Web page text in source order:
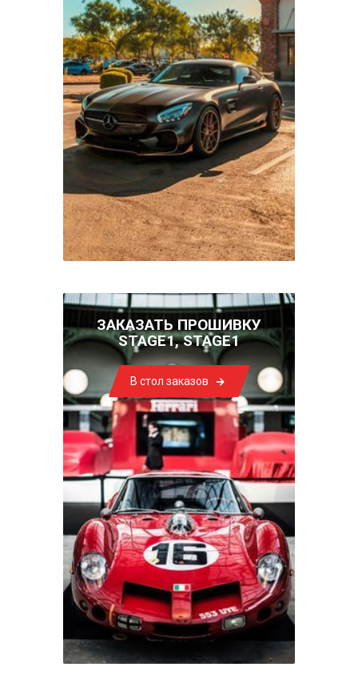
ЗАКАЗАТЬ ПРОШИВКУ
STAGE1, STAGE1
В стол заказов